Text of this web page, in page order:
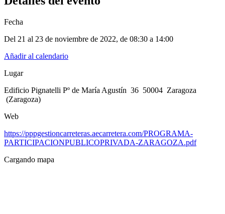
Fecha
Del 21 al 23 de noviembre de 2022, de 08:30 a 14:00
Añadir al calendario
Lugar
Edificio Pignatelli Pº de María Agustín 36 50004 Zaragoza
(Zaragoza)
Web
https://pppgestioncarreteras.aecarretera.com/PROGRAMA-
PARTICIPACIONPUBLICOPRIVADA-ZARAGOZA.pdf
Cargando mapa